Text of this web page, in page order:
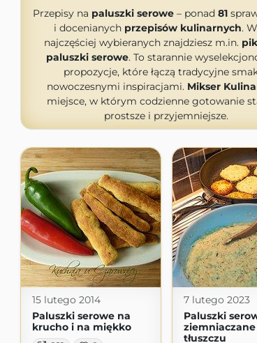
Przepisy na paluszki serowe– ponad 81
i docenianych przepisów kulinarnych.
najczęściej wybieranych znajdziesz m.in.
paluszki serowe. To starannie
propozycje, które łączą tradycyjne
nowoczesnymi inspiracjami. Mikser
miejsce, w którym codzienne gotowanie
prostsze i przyjemniejsze.
15 lutego 2014
Paluszki serowe na
krucho i na miękko
7 lutego 2023
Paluszki
tłuszczu